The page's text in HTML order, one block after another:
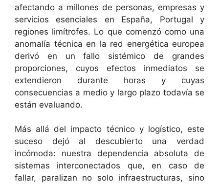
afectando a millones de personas, empresas y
servicios esenciales en España, Portugal y
regiones limítrofes. Lo que comenzó como una
anomalía técnica en la red energética europea
derivó en un fallo sistémico de grandes
proporciones, cuyos efectos inmediatos se
extendieron durante horas y cuyas
consecuencias a medio y largo plazo todavía se
están evaluando.
Más allá del impacto técnico y logístico, este
suceso dejó al descubierto una verdad
incómoda: nuestra dependencia absoluta de
sistemas interconectados que, en caso de
fallar, paralizan no solo infraestructuras, sino